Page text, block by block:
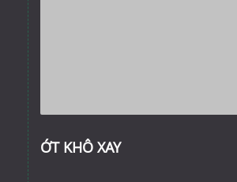
ỚT KHÔ XAY